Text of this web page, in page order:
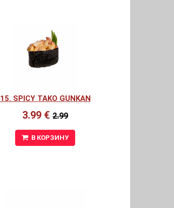
15. SPICY TAKO GUNKAN
3.99 € 2.99
В КОРЗИНУ